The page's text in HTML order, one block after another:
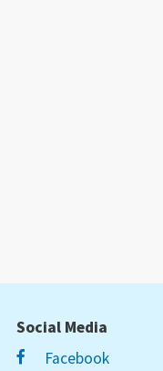
Social Media
Facebook